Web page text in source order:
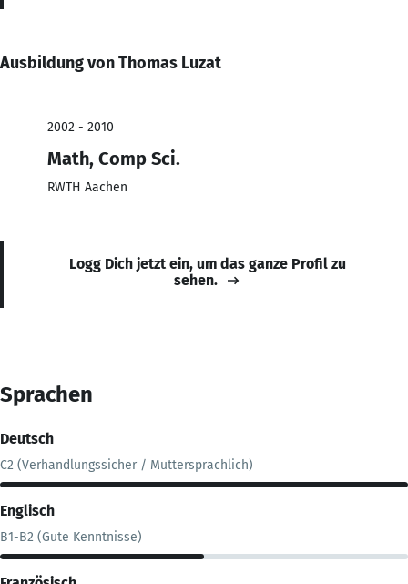
Ausbildung von Thomas Luzat
2002 - 2010
Math, Comp Sci.
RWTH Aachen
Logg Dich jetzt ein, um das ganze Profil zu
sehen.
Sprachen
Deutsch
C2 (Verhandlungssicher / Muttersprachlich)
Englisch
B1-B2 (Gute Kenntnisse)